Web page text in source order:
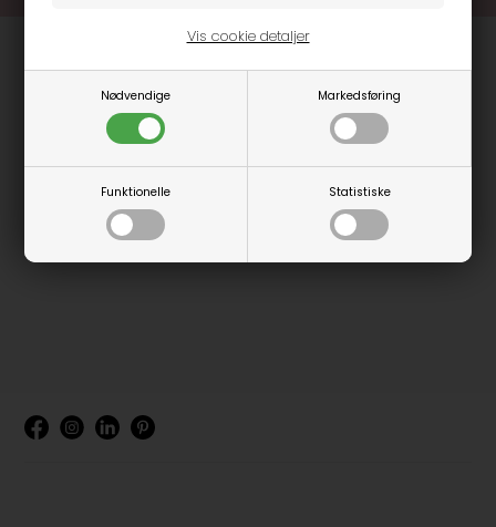
Nødvendige Markedsføring
Funktionelle Statistiske
Vis cookie detaljer